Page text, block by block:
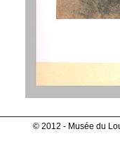
© 2012 - Musée du